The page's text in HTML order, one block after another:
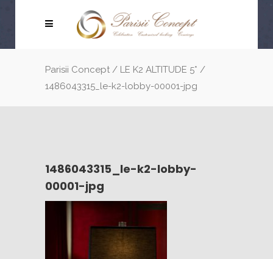
Parisii Concept / LE K2 ALTITUDE 5* /
1486043315_le-k2-lobby-00001-jpg
1486043315_le-k2-lobby-
00001-jpg